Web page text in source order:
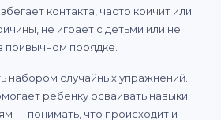
контакта, часто кричит или
не играет с детьми или не
привычном порядке.
набором случайных упражнений.
ребёнку осваивать навыки
— понимать, что происходит и